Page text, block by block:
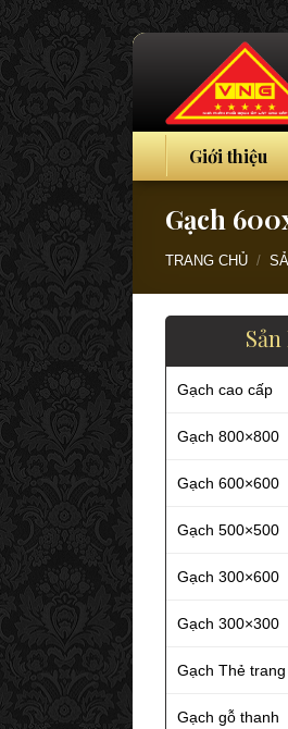
Skip
content
Giới thiệu
Gạch
TRANG CHỦ /
Gạch cao cấp
Gạch 800×800
Gạch 600×600
Gạch 500×500
Gạch 300×600
Gạch 300×300
Gạch Thẻ
Gạch gỗ thanh